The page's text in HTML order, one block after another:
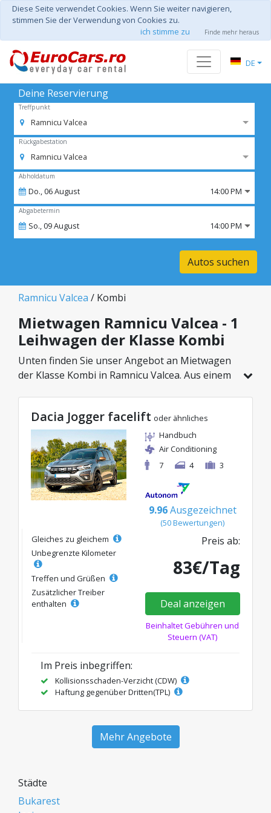
Diese Seite verwendet Cookies. Wenn Sie weiter navigieren,
stimmen Sie der Verwendung von Cookies zu.
ich stimme zu
Finde mehr heraus
DE
Deine Reservierung
Treffpunkt
Ramnicu Valcea
Rückgabestation
Ramnicu Valcea
Abholdatum
Do.,06August 14:00 PM
Abgabetermin
So.,09August 14:00 PM
Autos suchen
Ramnicu Valcea / Kombi
Mietwagen Ramnicu Valcea - 1
Leihwagen der Klasse Kombi
Unten finden Sie unser Angebot an Mietwagen
der Klasse Kombi in Ramnicu Valcea. Aus einem
gewählten Kategorie wählen, mit attraktiven
Preisen ab nur 83€/Tag.
Dacia Jogger facelift oder ähnliches
Handbuch
Air Conditioning
7
4 3
9.96 Ausgezeichnet
(50 Bewertungen)
Gleiches zu gleichem
Unbegrenzte Kilometer
Treffen und Grüßen
Zusätzlicher Treiber
enthalten
Preis ab:
83€/Tag
Deal anzeigen
Beinhaltet Gebühren und
Steuern (VAT)
Im Preis inbegriffen:
Kollisionsschaden-Verzicht (CDW)
Haftung gegenüber Dritten(TPL)
Mehr Angebote
Städte
Bukarest